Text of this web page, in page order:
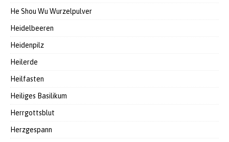
He Shou Wu Wurzelpulver
Heidelbeeren
Heidenpilz
Heilerde
Heilfasten
Heiliges Basilikum
Herrgottsblut
Herzgespann